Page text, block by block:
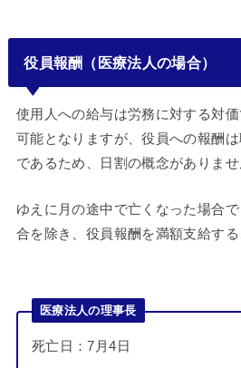
役員報酬（医療法人の場合）
使用人への給与は労務に対する対
可能となりますが、役員への報酬
であるため、日割の概念がありませ
ゆえに月の途中で亡くなった場合
合を除き、役員報酬を満額支給する
医療法人の理事長
死亡日：7月4日